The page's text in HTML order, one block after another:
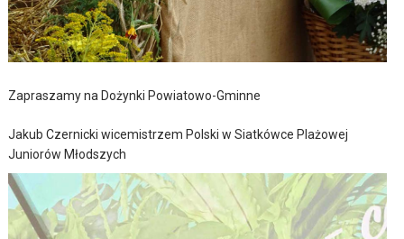
Zapraszamy na Dożynki Powiatowo-Gminne
Jakub Czernicki wicemistrzem Polski w Siatkówce Plażowej
Juniorów Młodszych